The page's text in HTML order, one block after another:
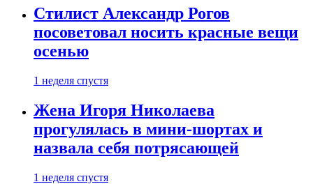
Стилист Александр Рогов
посоветовал носить красные вещи
осенью
1 неделя спустя
Жена Игоря Николаева
прогулялась в мини-шортах и
назвала себя потрясающей
1 неделя спустя